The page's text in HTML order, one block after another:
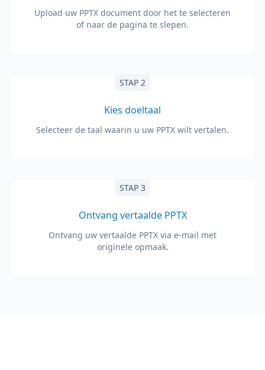
Upload uw PPTX document door het te selecteren
of naar de pagina te slepen.
STAP 2
Kies doeltaal
Selecteer de taal waarin u uw PPTX wilt vertalen.
STAP 3
Ontvang vertaalde PPTX
Ontvang uw vertaalde PPTX via e-mail met
originele opmaak.